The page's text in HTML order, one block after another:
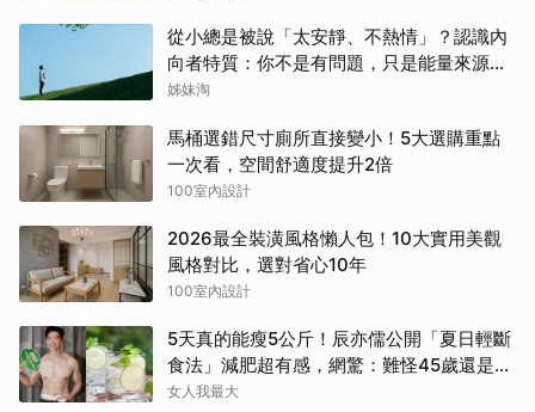
從小總是被說「太安靜、不熱情」？認識內
向者特質：你不是有問題，只是能量來源不
同
姊妹淘
馬桶選錯尺寸廁所直接變小！5大選購重點
一次看，空間舒適度提升2倍
100室內設計
2026最全裝潢風格懶人包！10大實用美觀
風格對比，選對省心10年
100室內設計
5天真的能瘦5公斤！辰亦儒公開「夏日輕斷
食法」減肥超有感，網驚：難怪45歲還是男
神
女人我最大